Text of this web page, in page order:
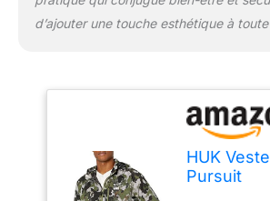
d’ajouter une touche esthétique à
HUK
Pursuit